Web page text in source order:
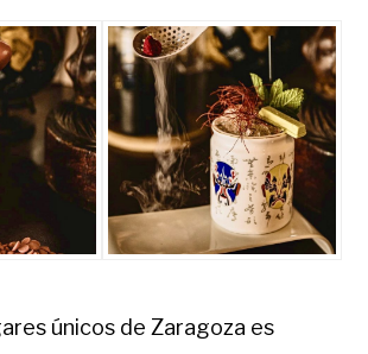
únicos de Zaragoza es